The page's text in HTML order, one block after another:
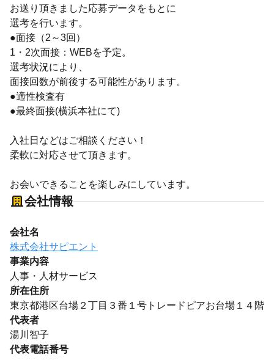
お送り頂きました応募データをもとに
選考を行います。
●面接（2～3回）
1・2次面接：WEBを予定。
選考状況により、
面接回数が前後する可能性があります。
●適性検査有
●最終面接(横浜本社にて)
入社日などはご相談ください！
柔軟に対応させて頂きます。
お会いできることを楽しみにしています。
会社情報
会社名
株式会社サピエント
事業内容
人事・人材サービス
所在住所
東京都港区台場２丁目３番１号トレードピアお台場１４階
代表者
湯川智子
代表電話番号